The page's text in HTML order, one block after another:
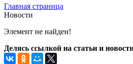
Главная страница
Новости
Элемент не найден!
Делясь ссылкой на статьи и